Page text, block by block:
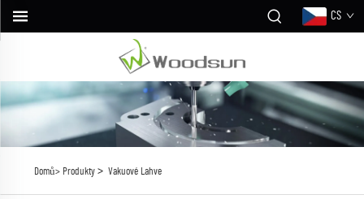
CS
Domů> Produkty> Vakuové Lahve